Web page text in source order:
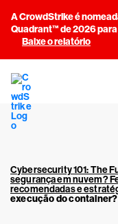
A CrowdStrike é
Quadrant™ de 2026
Baixe o relatório
Cybersecurity 101: The
segurança em nuvem?
recomendadas e
execução do container?